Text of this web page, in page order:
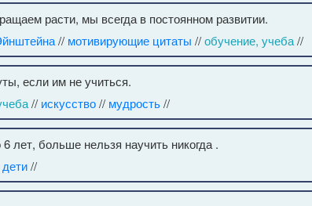
расти, мы всегда в постоянном развитии.
// мотивирующие цитаты //обучение, учеба//
если им не учиться.
// искусство// мудрость//
лет, больше нельзя научить никогда .
дети//